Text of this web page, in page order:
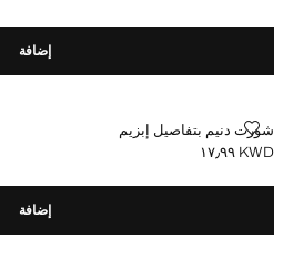
إضافة
شورت دنيم بتفاصيل إبزيم
شورت دنيم بتفاصيل إبزيم
السعر الحالي [KWD ١٧٫٩٩ ]
KWD ١٧٫٩٩
إضافة